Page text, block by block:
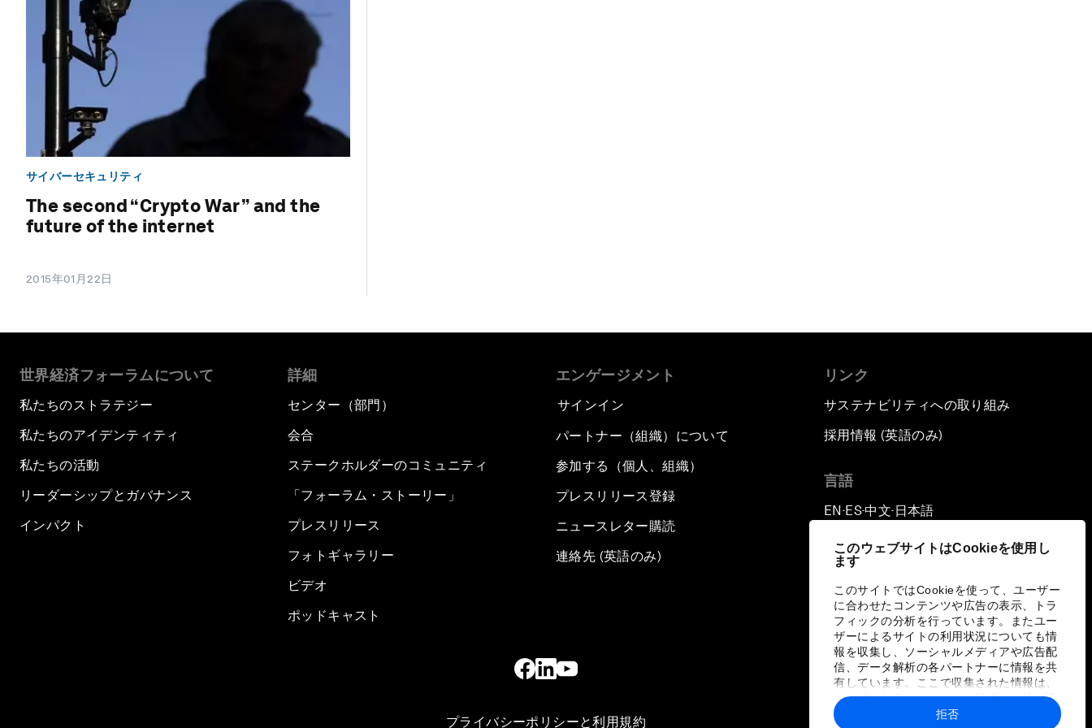
このウェブサイトはCookieを使用し
ます
このサイトではCookieを使って、ユーザー
に合わせたコンテンツや広告の表示、トラ
フィックの分析を行っています。またユー
ザーによるサイトの利用状況についても情
報を収集し、ソーシャルメディアや広告配
信、データ解析の各パートナーに情報を共
有しています。ここで収集された情報は、
ユーザーが各パートナーに提供した他の情
報や各パートナーのサービスを使用した際
拒否
サイバーセキュリティ
The second “Crypto War” and the
future of the internet
2015年01月22日
世界経済フォーラムについて
私たちのストラテジー
私たちのアイデンティティ
私たちの活動
リーダーシップとガバナンス
インパクト
詳細
センター（部門）
会合
ステークホルダーのコミュニティ
「フォーラム・ストーリー」
プレスリリース
フォトギャラリー
ビデオ
ポッドキャスト
エンゲージメント
サインイン
パートナー（組織）について
参加する（個人、組織）
プレスリリース登録
ニュースレター購読
連絡先 (英語のみ)
リンク
サステナビリティへの取り組み
採用情報 (英語のみ)
言語
EN ▪ ES▪中文▪ 日本語
プライバシーポリシーと利用規約